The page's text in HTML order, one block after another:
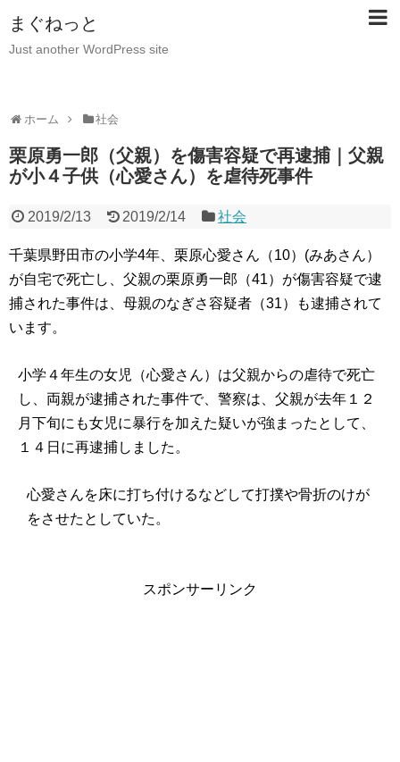
まぐねっと
Just another WordPress site
ホーム 社会
栗原勇一郎（父親）を傷害容疑で再逮捕｜父親
が小４子供（心愛さん）を虐待死事件
2019/2/13 2019/2/14 社会
千葉県野田市の小学4年、栗原心愛さん（10）(みあさん）
が自宅で死亡し、父親の栗原勇一郎（41）が傷害容疑で逮
捕された事件は、母親のなぎさ容疑者（31）も逮捕されて
います。
小学４年生の女児（心愛さん）は父親からの虐待で死亡
し、両親が逮捕された事件で、警察は、父親が去年１２
月下旬にも女児に暴行を加えた疑いが強まったとして、
１４日に再逮捕しました。
心愛さんを床に打ち付けるなどして打撲や骨折のけが
をさせたとしていた。
スポンサーリンク